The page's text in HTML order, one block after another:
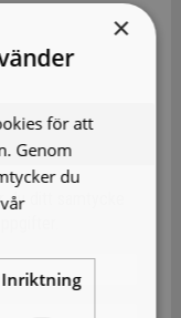
du ditt samtycke
×
för att
Genom
du
Inriktning